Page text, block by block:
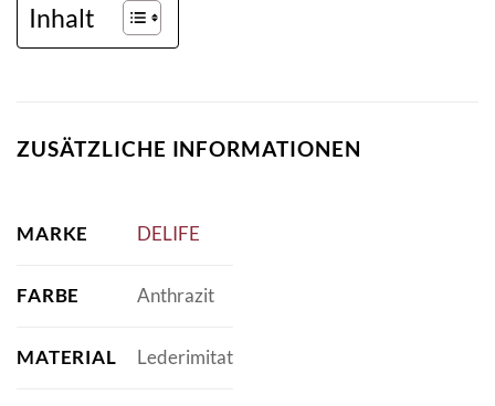
Inhalt
ZUSÄTZLICHE INFORMATIONEN
MARKE DELIFE
FARBE Anthrazit
MATERIAL Lederimitat